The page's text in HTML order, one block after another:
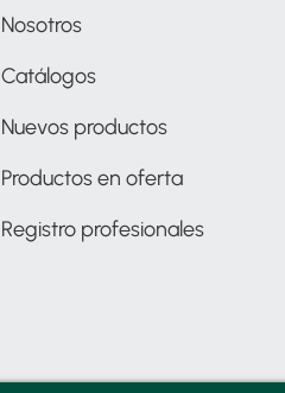
Nosotros
Catálogos
Nuevos productos
Productos en oferta
Registro profesionales